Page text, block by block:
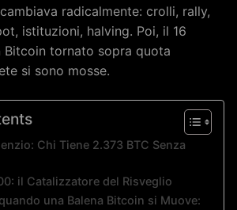
radicalmente: crolli, rally,
istituzioni, halving. Poi, il 16
Bitcoin tornato sopra quota
si sono mosse.
Chi Tiene 2.373 BTC Senza
il Catalizzatore del Risveglio
una Balena Bitcoin si Muove: